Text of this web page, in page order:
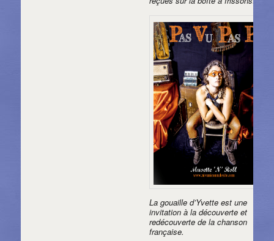
La gouaille d’Yvette est une
invitation à la découverte et
redécouverte de la chanson
française.